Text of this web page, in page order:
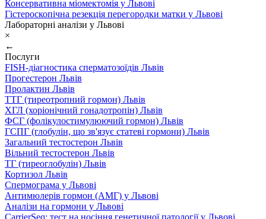
Консервативна міомектомія у Львові
Гістероскопічна резекція перегородки матки у Львові
Лабораторні аналізи у Львові
×
←
Послуги
FISH-діагностика сперматозоїдів Львів
Прогестерон Львів
Пролактин Львів
ТТГ (тиреотропний гормон) Львів
ХГЛ (хоріонічний гонадотропін) Львів
ФСГ (фолікулостимулюючий гормон) Львів
ГСПГ (глобулін, що зв'язує статеві гормони) Львів
Загальний тестостерон Львів
Вільний тестостерон Львів
ТГ (тиреоглобулін) Львів
Кортизол Львів
Спермограма у Львові
Антимюлерів гормон (АМГ) у Львові
Аналізи на гормони у Львові
CarrierSeq: тест на носіння генетичної патології у Львові